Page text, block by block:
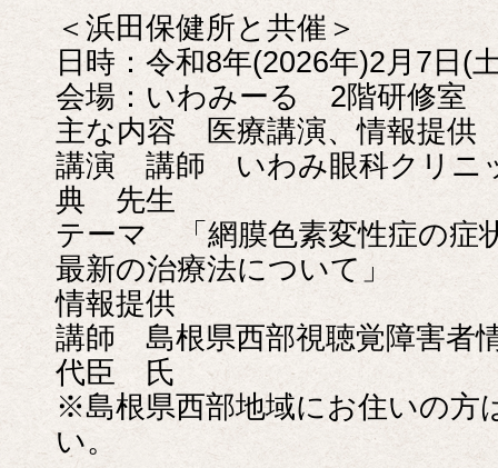
＜浜田保健所と共催＞
日時：令和8年(2026年)2月7日(
会場：いわみーる 2階研修室
主な内容 医療講演、情報提供
講演 講師 いわみ眼科ク
典 先生
テーマ 「網膜色素変性症の症
最新の治療法について」
情報提供
講師 島根県西部視聴覚障害
代臣 氏
※島根県西部地域にお住いの方
い。